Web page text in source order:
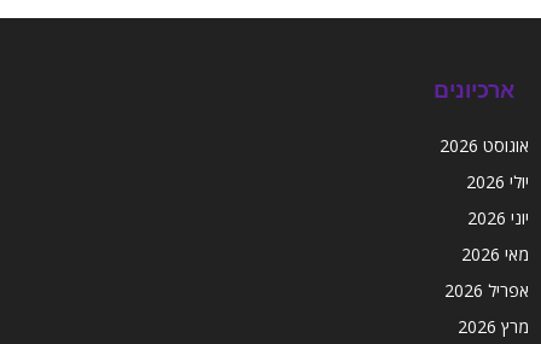
ארכיונים
אוגוסט 2026
יולי 2026
יוני 2026
מאי 2026
אפריל 2026
מרץ 2026